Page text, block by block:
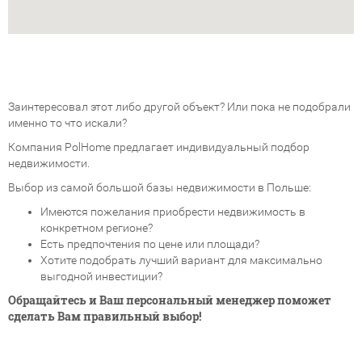
Заинтересовал этот либо другой объект? Или пока не подобрали
именно то что искали?
Компания PolHome предлагает индивидуальный подбор
недвижимости.
Выбор из самой большой базы недвижимости в Польше:
Имеются пожелания приобрести недвижимость в
конкретном регионе?
Есть предпочтения по цене или площади?
Хотите подобрать лучший вариант для максимально
выгодной инвестиции?
Обращайтесь и Ваш персональный менеджер поможет
сделать Вам правильный выбор!